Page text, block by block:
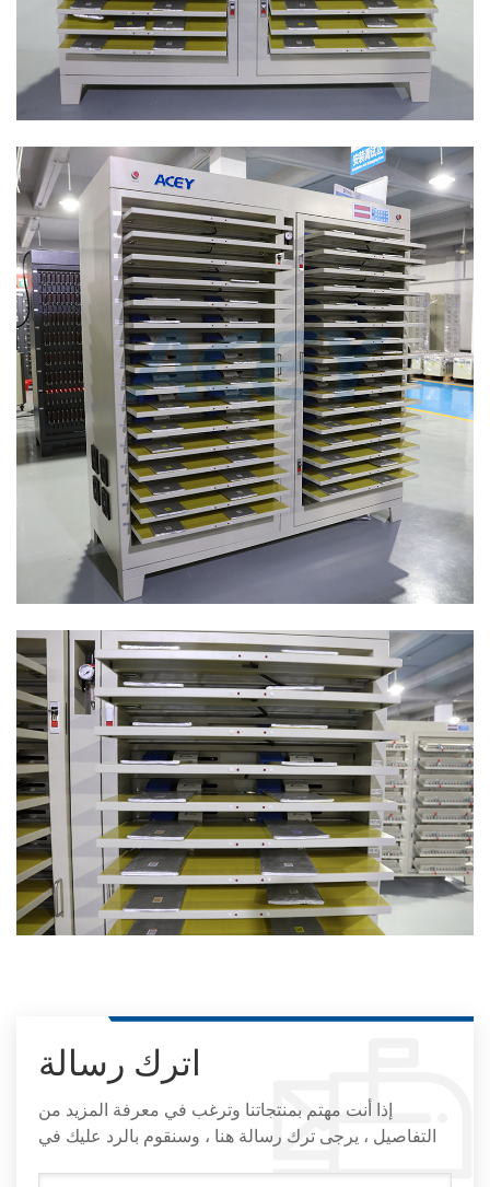
اترك رسالة
إذا أنت مهتم بمنتجاتنا وترغب في معرفة المزيد من
التفاصيل ، يرجى ترك رسالة هنا ، وسنقوم بالرد عليك في